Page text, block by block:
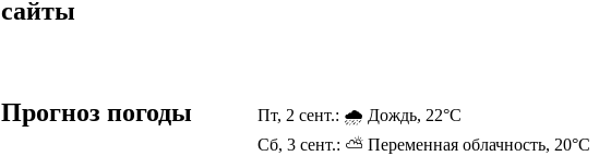
сайты
Прогноз погоды
Пт, 2 сент.: 🌧️ Дождь, 22°C
Сб, 3 сент.: ⛅ Переменная облачность, 20°C